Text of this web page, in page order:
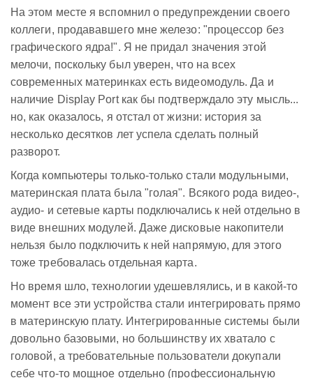
На этом месте я вспомнил о предупреждении своего
коллеги, продававшего мне железо: "процессор без
графического ядра!". Я не придал значения этой
мелочи, поскольку был уверен, что на всех
современных материнках есть видеомодуль. Да и
наличие Display Port как бы подтверждало эту мысль...
но, как оказалось, я отстал от жизни: история за
несколько десятков лет успела сделать полный
разворот.
Когда компьютеры только-только стали модульными,
материнская плата была "голая". Всякого рода видео-,
аудио- и сетевые карты подключались к ней отдельно в
виде внешних модулей. Даже дисковые накопители
нельзя было подключить к ней напрямую, для этого
тоже требовалась отдельная карта.
Но время шло, технологии удешевлялись, и в какой-то
момент все эти устройства стали интегрировать прямо
в материнскую плату. Интегрированные системы были
довольно базовыми, но большинству их хватало с
головой, а требовательные пользователи докупали
себе что-то мощное отдельно (профессиональную